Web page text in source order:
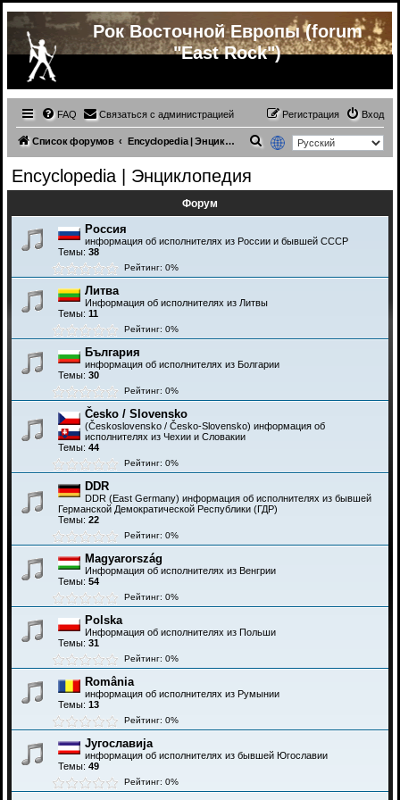
Рок Восточной Европы (forum
"East Rock")
FAQ Связаться с администрацией Вход
Регистрация
Список форумов Encyclopedia | Энциклопедия
Encyclopedia | Энциклопедия
Форум
Россия
информация об исполнителях из России и бывшей СССР
Темы: 38
Рейтинг: 0%
Литва
Информация об исполнителях из Литвы
Темы: 11
Рейтинг: 0%
България
информация об исполнителях из Болгарии
Темы: 30
Рейтинг: 0%
Česko / Slovensko
(Československo / Česko-Slovensko) информация об
исполнителях из Чехии и Словакии
Темы: 44
Рейтинг: 0%
DDR
DDR (East Germany) информация об исполнителях из бывшей
Германской Демократической Республики (ГДР)
Темы: 22
Рейтинг: 0%
Magyarország
Информация об исполнителях из Венгрии
Темы: 54
Рейтинг: 0%
Polska
Информация об исполнителях из Польши
Темы: 31
Рейтинг: 0%
România
информация об исполнителях из Румынии
Темы: 13
Рейтинг: 0%
Југославија
информация об исполнителях из бывшей Югославии
Темы: 49
Рейтинг: 0%